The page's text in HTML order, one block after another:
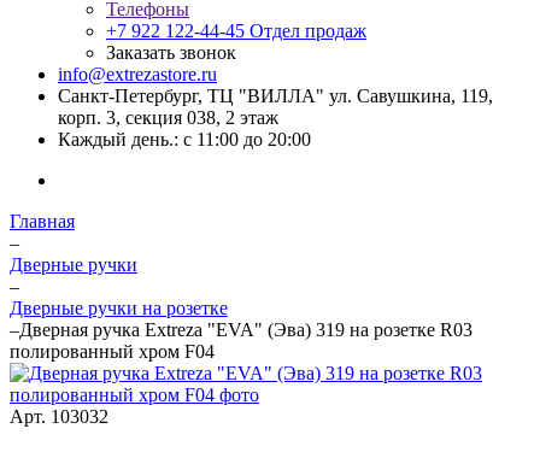
Телефоны
+7 922 122-44-45 Отдел продаж
Заказать звонок
info@extrezastore.ru
Санкт-Петербург, ТЦ "ВИЛЛА" ул. Савушкина, 119,
корп. 3, секция 038, 2 этаж
Каждый день.: с 11:00 до 20:00
Главная
–
Дверные ручки
–
Дверные ручки на розетке
–Дверная ручка Extreza "EVA" (Эва) 319 на розетке R03
полированный хром F04
Арт. 103032